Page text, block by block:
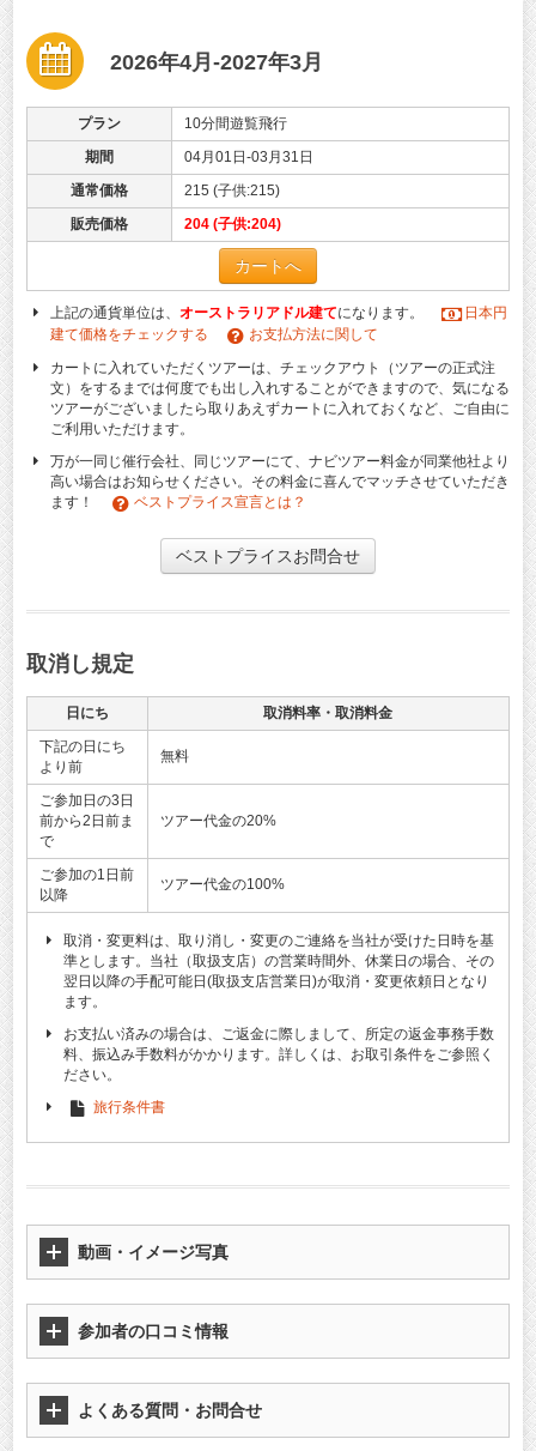
2026年4月-2027年3月
プラン
10分間遊覧飛行
期間
04月01日-03月31日
通常価格
215 (子供:215)
販売価格
204 (子供:204)
カートへ
上記の通貨単位は、 オーストラリアドル建てになります。
日本円
建て価格をチェックする
お支払方法に関して
カートに入れていただくツアーは、チェックアウト（ツアーの正式注
文）をするまでは何度でも出し入れすることができますので、気になる
ツアーがございましたら取りあえずカートに入れておくなど、ご自由に
ご利用いただけます。
万が一同じ催行会社、同じツアーにて、ナビツアー料金が同業他社より
高い場合はお知らせください。その料金に喜んでマッチさせていただき
ます！
ベストプライス宣言とは？
ベストプライスお問合せ
取消し規定
日にち
取消料率・取消料金
下記の日にち
より前
無料
ご参加日の3日
前から2日前ま
で
ツアー代金の20%
ご参加の1日前
以降
ツアー代金の100%
取消・変更料は、取り消し・変更のご連絡を当社が受けた日時を基
準とします。当社（取扱支店）の営業時間外、休業日の場合、その
翌日以降の手配可能日(取扱支店営業日)が取消・変更依頼日となり
ます。
お支払い済みの場合は、ご返金に際しまして、所定の返金事務手数
料、振込み手数料がかかります。詳しくは、お取引条件をご参照く
ださい。
旅行条件書
動画・イメージ写真
参加者の口コミ情報
よくある質問・お問合せ